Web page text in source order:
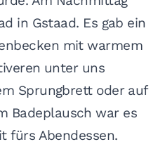
in Gstaad. Es gab ein
mit warmem
unter uns
Sprungbrett oder auf
Badeplausch war es
fürs Abendessen.